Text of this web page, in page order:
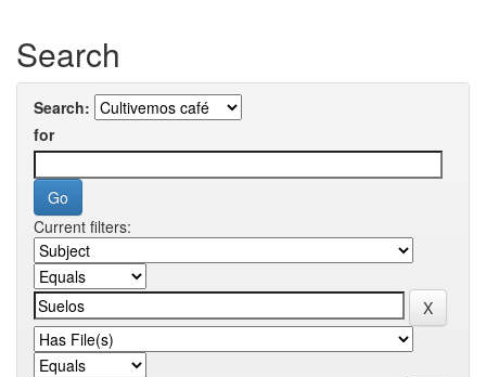
Search
Search:
for
Current filters: